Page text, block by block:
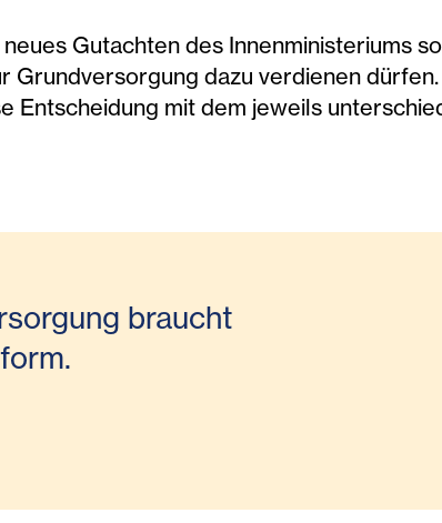
Gutachten des Innenministeriums
Grundversorgung dazu verdienen
mit dem jeweils
braucht